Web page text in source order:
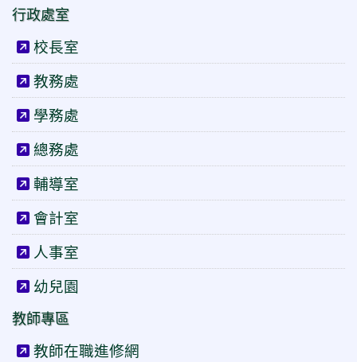
行政處室
校長室
教務處
學務處
總務處
輔導室
會計室
人事室
幼兒園
教師專區
教師在職進修網